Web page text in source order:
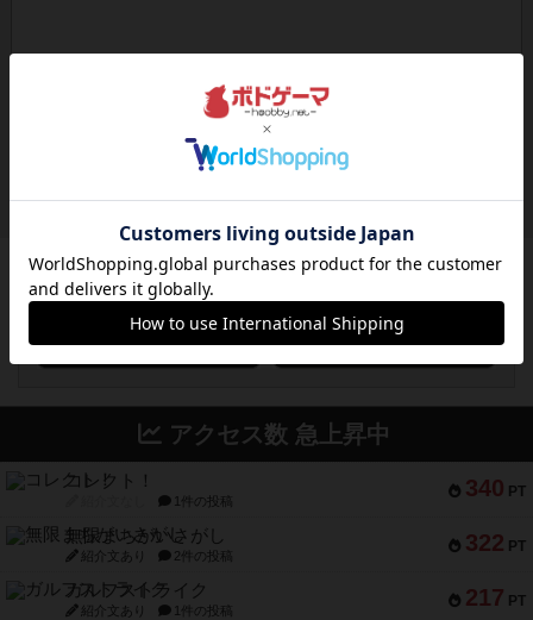
ボドゲーマのアプリ版はこちら
アクセス数 急上昇中
340 PT
コレクト！
1件の投稿
322 PT
無限まちがいさがし
紹介文あり 2件の投稿
217 PT
ガルフストライク
紹介文あり 1件の投稿